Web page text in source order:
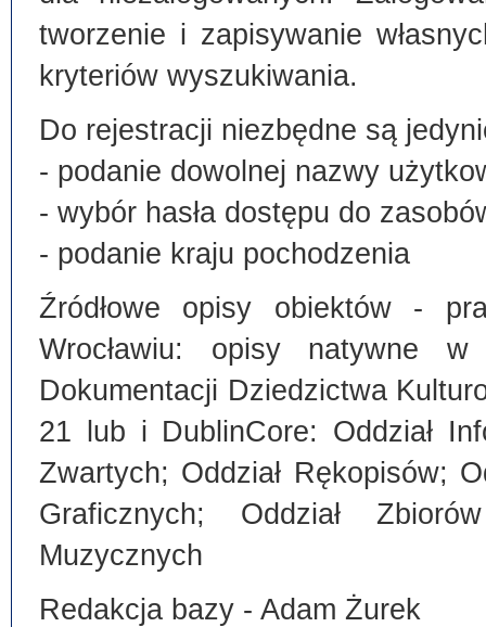
tworzenie i zapisywanie
kryteriów wyszukiwania.
Do rejestracji niezbędne są
- podanie dowolnej nazwy
- wybór hasła dostępu do
- podanie kraju pochodzenia
Źródłowe opisy obiektów -
Wrocławiu: opisy natywne
Dokumentacji Dziedzictwa
21 lub i DublinCore: Oddział
Zwartych; Oddział Rękopisów;
Graficznych; Oddział
Muzycznych
Redakcja bazy - Adam Żurek